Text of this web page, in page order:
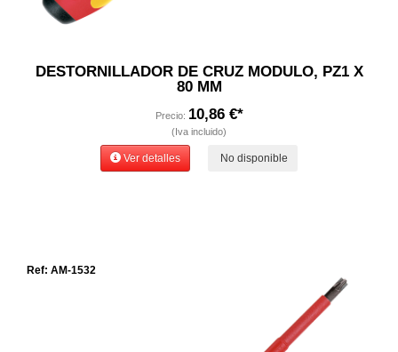
DESTORNILLADOR DE CRUZ MODULO, PZ1 X
80 MM
Precio: 10,86 €*
(Iva incluido)
Ver detalles No disponible
Ref: AM-1532